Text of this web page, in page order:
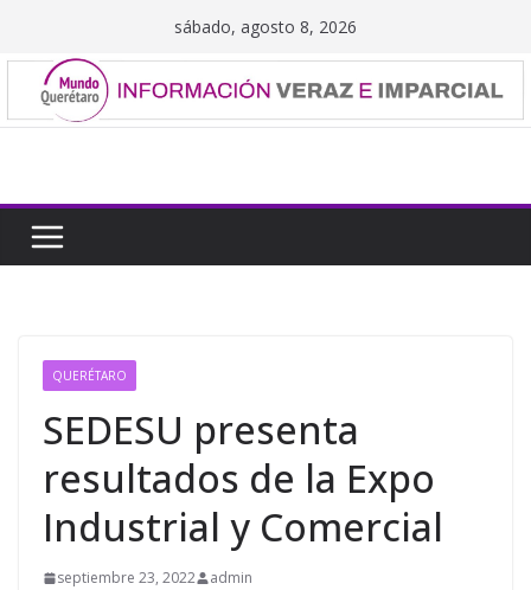
contenido
sábado, agosto 8, 2026
QUERÉTARO
SEDESU presenta
resultados de la Expo
Industrial y Comercial
septiembre 23, 2022 admin